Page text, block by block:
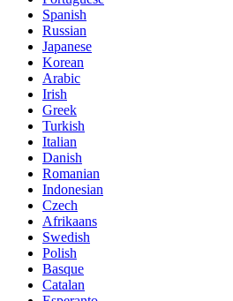
Spanish
Russian
Japanese
Korean
Arabic
Irish
Greek
Turkish
Italian
Danish
Romanian
Indonesian
Czech
Afrikaans
Swedish
Polish
Basque
Catalan